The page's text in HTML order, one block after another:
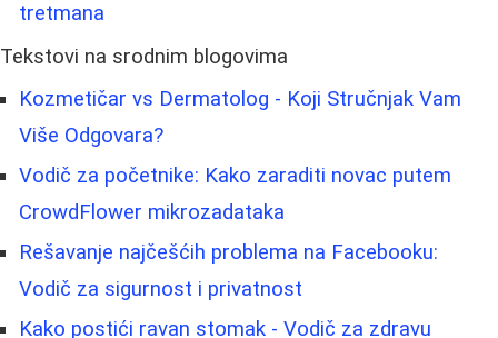
tretmana
Tekstovi na srodnim blogovima
Kozmetičar vs Dermatolog - Koji Stručnjak Vam
Više Odgovara?
Vodič za početnike: Kako zaraditi novac putem
CrowdFlower mikrozadataka
Rešavanje najčešćih problema na Facebooku:
Vodič za sigurnost i privatnost
Kako postići ravan stomak - Vodič za zdravu